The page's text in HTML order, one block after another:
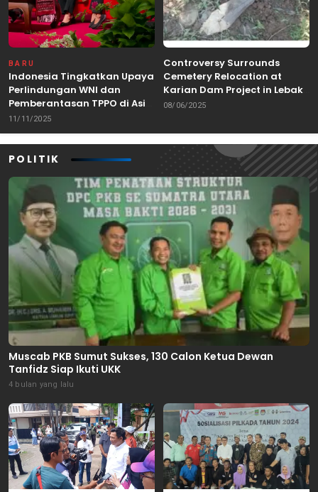
BARU
Indonesia Tingkatkan Upaya
Perlindungan WNI dan
Pemberantasan TPPO di Asia
Tenggara
11/11/2025
Controversy Surrounds
Cemetery Relocation at
Karian Dam Project in Lebak,
Banten
08/06/2025
POLITIK
Muscab PKB Sumut Sukses, 130 Calon Ketua Dewan
Tanfidz Siap Ikuti UKK
4 bulan yang lalu